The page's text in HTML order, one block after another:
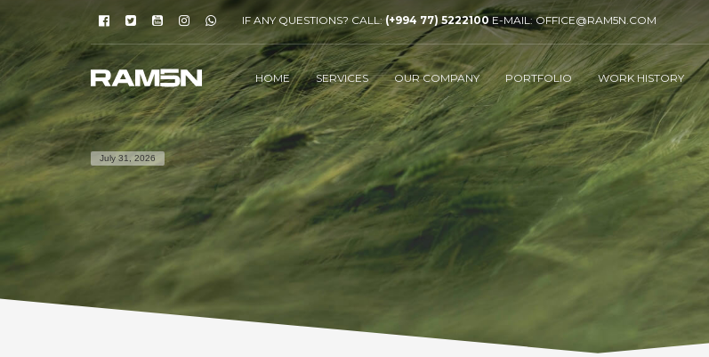
IF ANY QUESTIONS? CALL:(+994 77) 5222100 E-MAIL: OFFICE@RAM5N.COM
HOME SERVICES OUR COMPANY PORTFOLIO WORK HISTORY
July 31, 2026